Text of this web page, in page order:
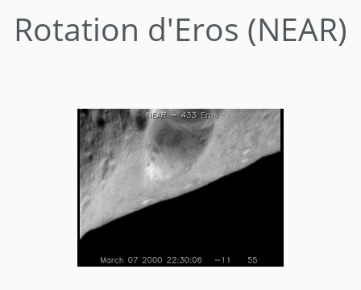
Rotation d'Eros (NEAR)